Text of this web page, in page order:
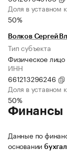
Доля в уставном
50%
Волков Сергей
Тип субъекта
Физическое лицо
ИНН
661213296246
Доля в уставном
50%
Финансы
Данные по
основании